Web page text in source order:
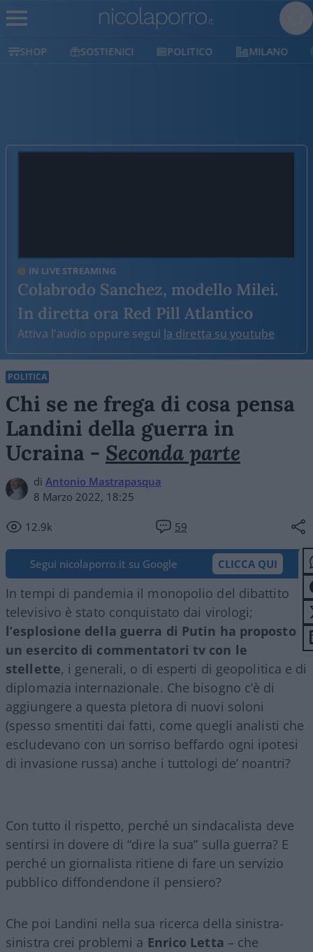
SHOP SOSTIENICI POLITICO MILANO
IN LIVE STREAMING
Colabrodo Sanchez, modello Milei.
In diretta ora Red Pill Atlantico
Attiva l'audio oppure segui la diretta su youtube
POLITICA
Chi se ne frega di cosa pensa
Landini della guerra in
Ucraina - Seconda parte
di Antonio Mastrapasqua
8 Marzo 2022, 18:25
12.9k 59
Segui nicolaporro.it su Google CLICCA QUI
In tempi di pandemia il monopolio del dibattito
televisivo è stato conquistato dai virologi;
l’esplosione della guerra di Putin ha proposto
un esercito di commentatori tv con le
stellette, i generali, o di esperti di geopolitica e di
diplomazia internazionale. Che bisogno c’è di
aggiungere a questa pletora di nuovi soloni
(spesso smentiti dai fatti, come quegli analisti che
escludevano con un sorriso beffardo ogni ipotesi
di invasione russa) anche i tuttologi de’ noantri?
Con tutto il rispetto, perché un sindacalista deve
sentirsi in dovere di “dire la sua” sulla guerra? E
perché un giornalista ritiene di fare un servizio
pubblico diffondendone il pensiero?
Che poi Landini nella sua ricerca della sinistra-
sinistra crei problemi a Enrico Letta – che